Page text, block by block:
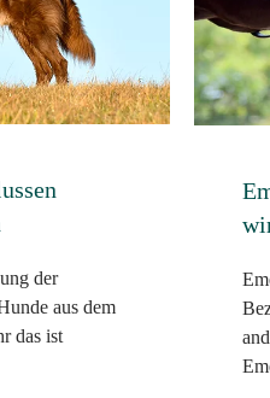
der
aus dem
das ist